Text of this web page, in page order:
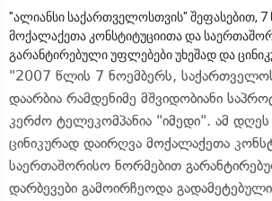
"ალიანსი საქართველოსთვის" შეფასებით, 7
მოქალაქეთა კონსტიტუციითა და
გარანტირებული უფლებები უხეშად და
"2007 წლის 7 ნოემბერს,
დაარბია რამდენიმე მშვიდობიანი
კერძო ტელეკომპანია "იმედი". ამ
ცინიკურად დაირღვა მოქალაქეთა
საერთაშორისო ნორმებით
დარბევები გამოირჩეოდა